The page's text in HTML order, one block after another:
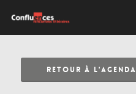
RETOUR À L'AGENDA